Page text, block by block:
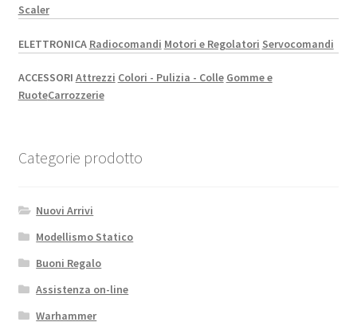
Scaler
ELETTRONICA Radiocomandi Motori e Regolatori Servocomandi
ACCESSORI Attrezzi Colori - Pulizia - Colle Gomme e
RuoteCarrozzerie
Categorie prodotto
Nuovi Arrivi
Modellismo Statico
Buoni Regalo
Assistenza on-line
Warhammer